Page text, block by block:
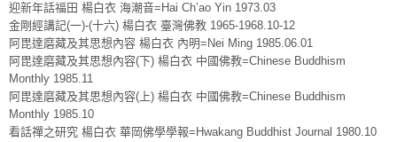
迎新年話福田 楊白衣 海潮音=Hai Ch’ao Yin 1973.03
金剛經講記(一)-(十六) 楊白衣 臺灣佛教 1965-1968.10-12
阿毘達磨藏及其思想內容 楊白衣 內明=Nei Ming 1985.06.01
阿毘達磨藏及其思想內容(下) 楊白衣 中國佛教=Chinese Buddhism
Monthly 1985.11
阿毘達磨藏及其思想內容(上) 楊白衣 中國佛教=Chinese Buddhism
Monthly 1985.10
看話禪之研究 楊白衣 華岡佛學學報=Hwakang Buddhist Journal 1980.10